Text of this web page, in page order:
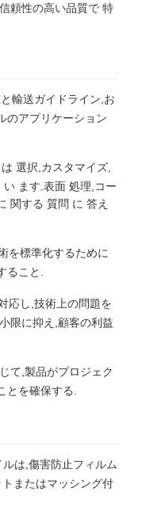
頼性の高い品質で 特
輸送ガイドライン,お
のアプリケーション
選択,カスタマイズ,
ます.表面 処理,コー
関する 質問 に 答え
を標準化するために
ること.
応し,技術上の問題を
限に抑え,顧客の利益
て,製品がプロジェク
とを確保する.
は,傷害防止フィルム
またはマッシング付